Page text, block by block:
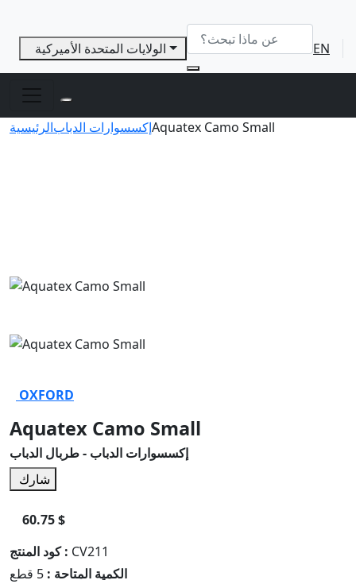
EN
الرئيسيةإكسسوارات الدبابAquatex Camo Small
OXFORD
Aquatex Camo Small
إكسسوارات الدباب - طربال الدباب
شارك
60.75 $
كود المنتج : CV211
الكمية المتاحة : 5 قطع